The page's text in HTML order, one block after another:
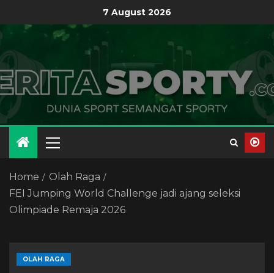
7 August 2026
Home
Olah Raga
FEI Jumping World Challenge jadi ajang seleksi
Olimpiade Remaja 2026
OLAH RAGA